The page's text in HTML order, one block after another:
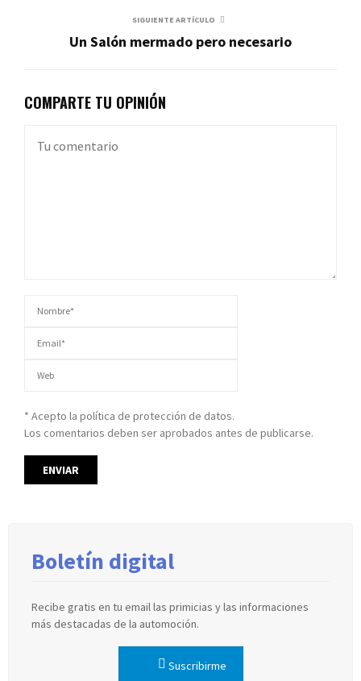
SIGUIENTE ARTÍCULO
Un Salón mermado pero necesario
COMPARTE TU OPINIÓN
* Acepto la política de protección de datos.
Los comentarios deben ser aprobados antes de publicarse.
Boletín digital
Recibe gratis en tu email las primicias y las informaciones
más destacadas de la automoción.
Suscribirme